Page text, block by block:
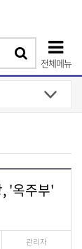
색
전체메뉴
'옥주부'
관리자